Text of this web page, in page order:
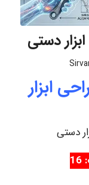
دستی
ابزار
دستی